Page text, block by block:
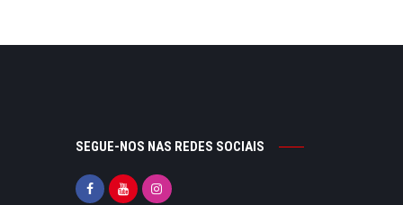
SEGUE-NOS NAS REDES SOCIAIS